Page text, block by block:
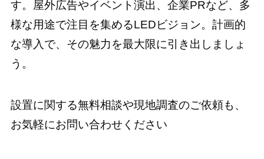
す。屋外広告やイベント演出、企業PRなど、多
様な用途で注目を集めるLEDビジョン。計画的
な導入で、その魅力を最大限に引き出しましょ
う。
設置に関する無料相談や現地調査のご依頼も、
お気軽にお問い合わせください